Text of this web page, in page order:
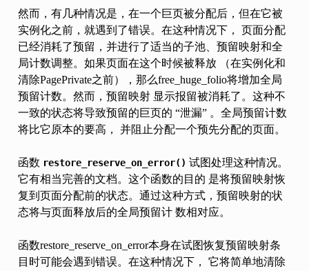
然而，有几种情况是，在一个巨页被分配后，但在它被
实例化之前，就遇到了错误。在这种情况下， 页面分配
已经消耗了预留，并进行了适当的子池、预留映射和全
局计数调整。如果页面在这个时候被释放 （在实例化和
清除PagePrivate之前），那么free_huge_folio将增加全局
预留计数。然而，预留映射 显示报留被消耗了。这种不
一致的状态将导致预留的巨页的 “泄漏” 。全局预留计数
将比它原本的要高， 并阻止分配一个预先分配的页面。
函数 restore_reserve_on_error() 试图处理这种情况。
它有相当完善的文档。这个函数的目的 是将预留映射恢
复到页面分配前的状态。通过这种方式，预留映射的状
态将与页面释放后的全局预留计 数相对应。
函数restore_reserve_on_error本身在试图恢复预留映射条
目时可能会遇到错误。在这种情况下， 它将简单地清除